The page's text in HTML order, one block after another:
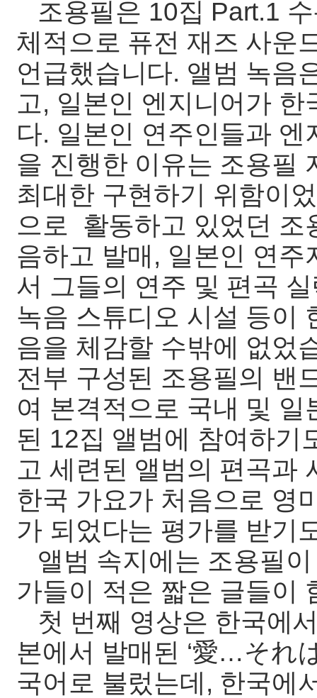
조용필은 10집 Part.1
체적으로 퓨전 재즈 사운
언급했습니다. 앨범 녹음
고, 일본인 엔지니어가
다. 일본인 연주인들과
을 진행한 이유는 조용필
최대한 구현하기 위함이
으로 활동하고 있었던 조
음하고 발매, 일본인 연
서 그들의 연주 및 편곡
녹음 스튜디오 시설 등이
음을 체감할 수밖에 없었
전부 구성된 조용필의 밴
여 본격적으로 국내 및
된 12집 앨범에 참여하기
고 세련된 앨범의 편곡과
한국 가요가 처음으로 영
가 되었다는 평가를 받기
앨범 속지에는 조용필
가들이 적은 짧은 글들이
첫 번째 영상은 한국에
본에서 발매된 ‘愛…それ
국어로 불렀는데, 한국에